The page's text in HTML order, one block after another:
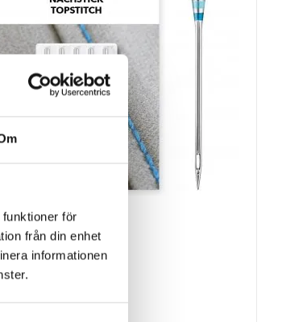
för
från din enhet
informationen
TopStitchnål nr 90
nålsöga
trådbrott
tråd